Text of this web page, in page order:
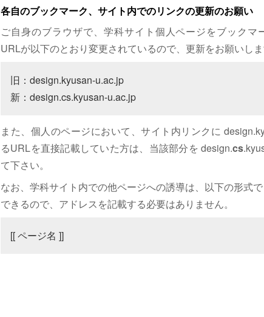
各自のブックマーク、サイト内でのリンクの更新のお願い
ご自身のブラウザで、学科サイト個人ページをブックマ
URLが以下のとおり変更されているので、更新をお願いしま
旧：design.kyusan-u.ac.jp
新：design.cs.kyusan-u.ac.jp
また、個人のページにおいて、サイト内リンクに
るURLを直接記載していた方は、当該部分を design.cs
て下さい。
なお、学科サイト内での他ページへの誘導は、以下の形式
できるので、アドレスを記載する必要はありません。
[[ ページ名 ]]